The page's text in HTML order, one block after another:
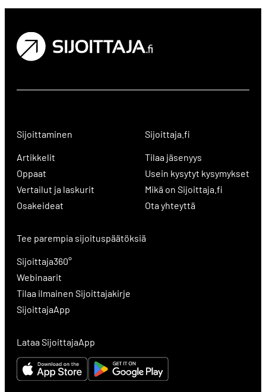
Sijoittaminen
Artikkelit
Oppaat
Vertailut ja laskurit
Osakeideat
Sijoittaja.fi
Tilaa jäsenyys
Usein kysytyt kysymykset
Mikä on Sijoittaja.fi
Ota yhteyttä
Tee parempia sijoituspäätöksiä
Sijoittaja360°
Webinaarit
Tilaa ilmainen Sijoittajakirje
SijoittajaApp
Lataa SijoittajaApp